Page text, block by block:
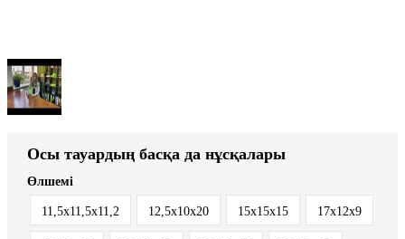
Осы тауардың басқа да нұсқалары
Өлшемі
11,5х11,5х11,2 12,5х10х20 15х15х15 17х12х9